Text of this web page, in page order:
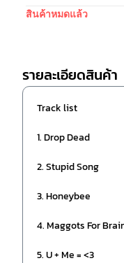
สินค้าหมดแล้ว
รายละเอียดสินค้า
Track list
1. Drop Dead
2. Stupid Song
3. Honeybee
4. Maggots For
5. U + Me = <3